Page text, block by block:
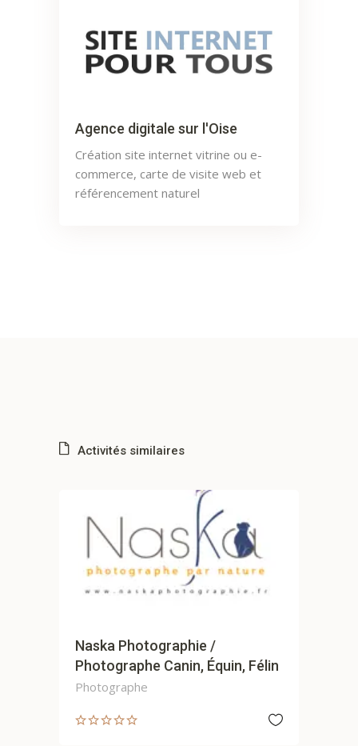
Agence digitale sur l'Oise
Création site internet vitrine ou e-
commerce, carte de visite web et
référencement naturel
Activités similaires
Naska Photographie /
Photographe Canin, Équin, Félin
Photographe